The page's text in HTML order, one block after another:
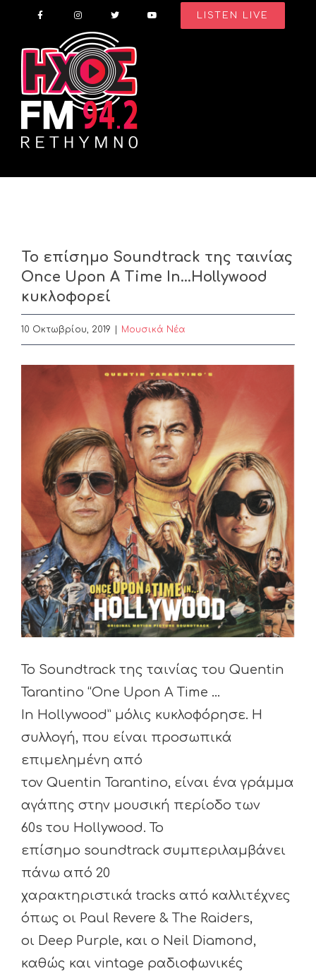
content
LISTEN LIVE
Το επίσημο Soundtrack της ταινίας
Once Upon A Time In…Hollywood
κυκλοφορεί
10 Οκτωβρίου, 2019 Μουσικά Νέα
View
Image
To Soundtrack της ταινίας του Quentin
Tarantino “One Upon A Time …
In Hollywood” μόλις κυκλοφόρησε. Η
συλλογή, που είναι προσωπικά
επιμελημένη από
τον Quentin Tarantino, είναι ένα γράμμα
αγάπης στην μουσική περίοδο των
60s του Hollywood. Το
επίσημο soundtrack συμπεριλαμβάνει
πάνω από 20
χαρακτηριστικά tracks από καλλιτέχνες
όπως οι Paul Revere & The Raiders,
οι Deep Purple, και ο Neil Diamond,
καθώς και vintage ραδιοφωνικές